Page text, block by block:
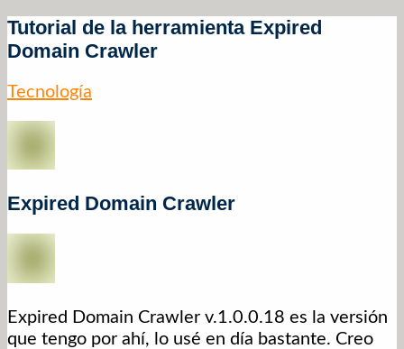
Tutorial de la herramienta Expired
Domain Crawler
Tecnología
Expired Domain Crawler
Expired Domain Crawler v.1.0.0.18 es la versión
que tengo por ahí, lo usé en día bastante. Creo